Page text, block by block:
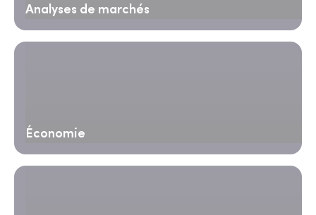
Analyses de marchés
Économie